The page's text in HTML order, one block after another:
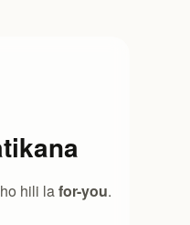
hili lafor-you.